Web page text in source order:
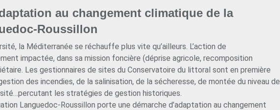
au changement climatique de la
Roussillon
la Méditerranée se réchauffe plus vite qu’ailleurs. L’action de
impactée, dans sa mission foncière (déprise agricole, recomposition
Les gestionnaires de sites du Conservatoire du littoral sont en première
des incendies, de la salinisation, de la sécheresse, de montée du niveau de
les stratégies de gestion historiques.
Languedoc-Roussillon porte une démarche d’adaptation au changement